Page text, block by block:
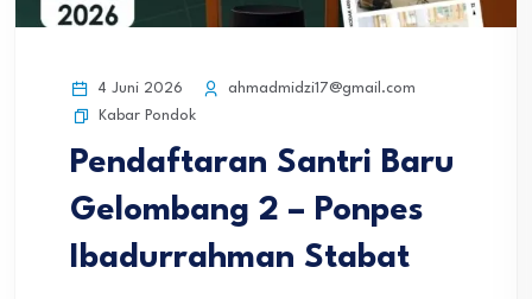
4 Juni 2026
ahmadmidzi17@gmail.com
Kabar Pondok
Pendaftaran Santri Baru
Gelombang 2 – Ponpes
Ibadurrahman Stabat